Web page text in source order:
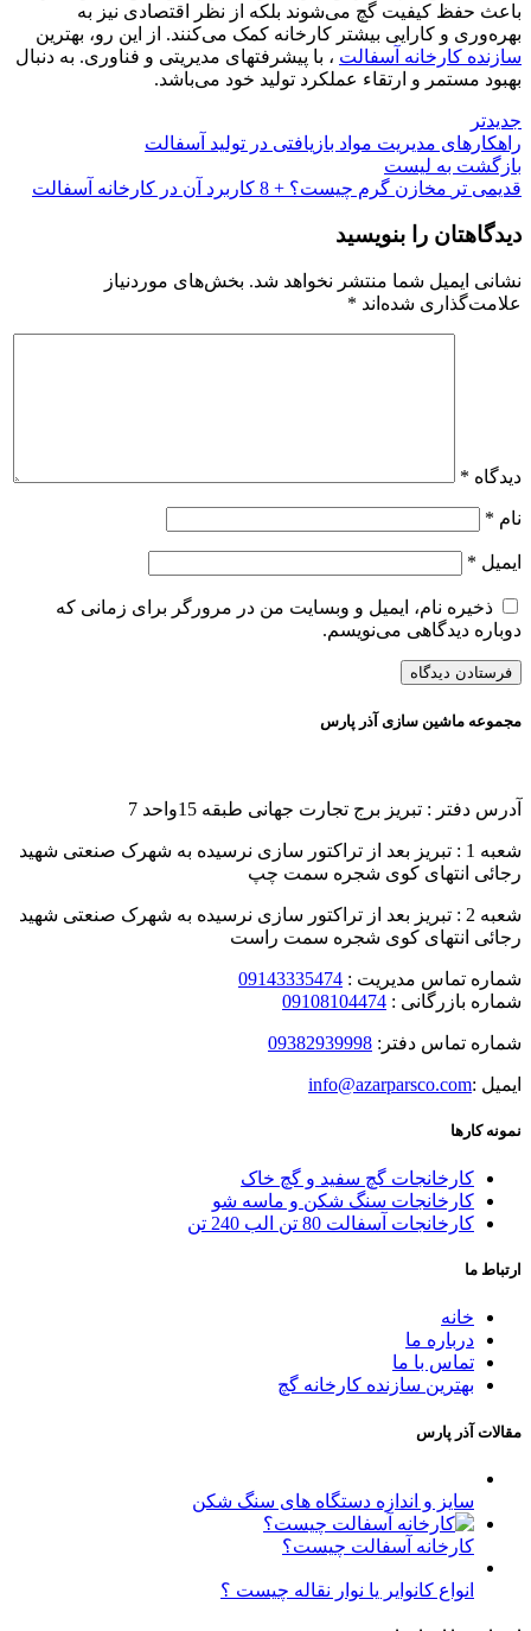
باعث حفظ کیفیت گچ می‌شوند بلکه از نظر اقتصادی نیز به
بهره‌وری و کارایی بیشتر کارخانه کمک می‌کنند. از این رو، بهترین
سازنده کارخانه آسفالت ، با پیشرفتهای مدیریتی و فناوری. به دنبال
بهبود مستمر و ارتقاء عملکرد تولید خود می‌باشد.
جدیدتر
راهکارهای مدیریت مواد بازیافتی در تولید آسفالت
بازگشت به لیست
قدیمی تر مخازن گرم چیست؟ + 8 کاربرد آن در کارخانه آسفالت
دیدگاهتان را بنویسید
نشانی ایمیل شما منتشر نخواهد شد. بخش‌های موردنیاز
علامت‌گذاری شده‌اند *
دیدگاه *
نام *
ایمیل *
ذخیره نام، ایمیل و وبسایت من در مرورگر برای زمانی که
دوباره دیدگاهی می‌نویسم.
مجموعه ماشین سازی آذر پارس
آدرس دفتر : تبریز برج تجارت جهانی طبقه 15واحد 7
شعبه 1 : تبریز بعد از تراکتور سازی نرسیده به شهرک صنعتی شهید
رجائی انتهای کوی شجره سمت چپ
شعبه 2 : تبریز بعد از تراکتور سازی نرسیده به شهرک صنعتی شهید
رجائی انتهای کوی شجره سمت راست
شماره تماس مدیریت : 09143335474
شماره بازرگانی : 09108104474
شماره تماس دفتر: 09382939998
ایمیل :info@azarparsco.com
نمونه کارها
کارخانجات گچ سفید و گچ خاک
کارخانجات سنگ شکن و ماسه شو
کارخانجات آسفالت 80 تن الب 240 تن
ارتباط ما
خانه
درباره ما
تماس با ما
بهترین سازنده کارخانه گچ
مقالات آذر پارس
سایز و اندازه دستگاه های سنگ شکن
کارخانه آسفالت چیست؟
انواع کانوایر یا نوار نقاله چیست ؟